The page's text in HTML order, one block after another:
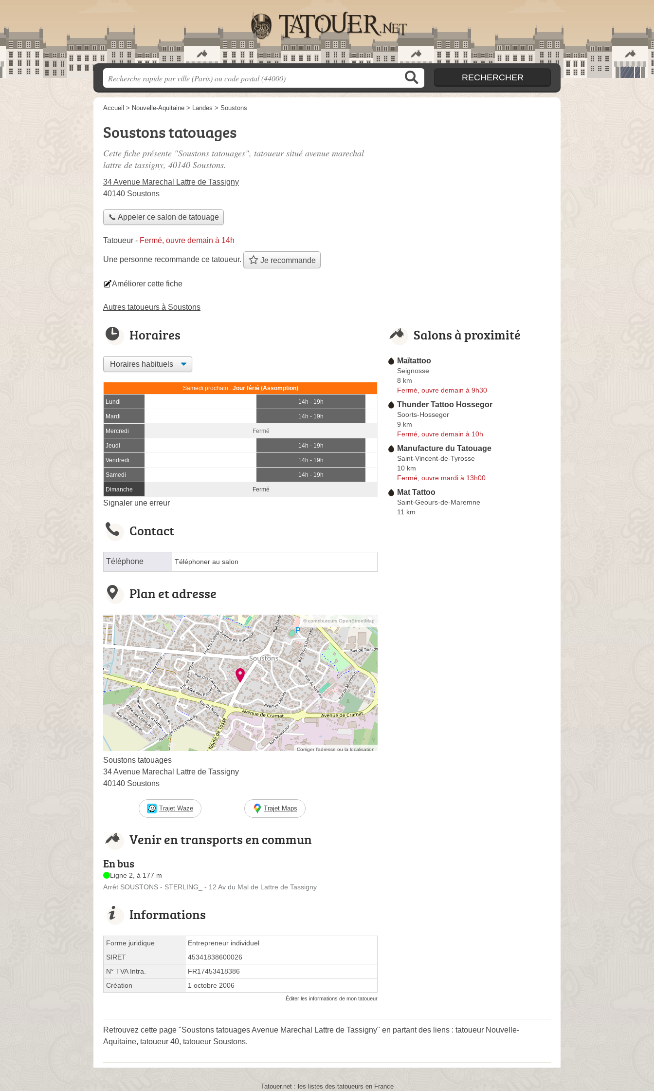
Accueil > Nouvelle-Aquitaine > Landes > Soustons
Soustons tatouages
Cette fiche présente "Soustons tatouages", tatoueur situé avenue marechal
lattre de tassigny, 40140 Soustons.
34 Avenue Marechal Lattre de Tassigny
40140 Soustons
📞 Appeler ce salon de tatouage
Tatoueur - Fermé, ouvre demain à 14h
Une personne recommande ce tatoueur. Je recommande
Améliorer cette fiche
Autres tatoueurs à Soustons
Horaires
Samedi prochain : Jour férié (Assomption)
Lundi 14h - 19h
Mardi 14h - 19h
Mercredi Fermé
Jeudi 14h - 19h
Vendredi 14h - 19h
Samedi 14h - 19h
Dimanche Fermé
Signaler une erreur
Contact
Téléphone Téléphoner au salon
Plan et adresse
© contributeurs OpenStreetMap
Corriger l’adresse ou la localisation
Soustons tatouages
34 Avenue Marechal Lattre de Tassigny
40140 Soustons
Trajet Waze Trajet Maps
Venir en transports en commun
En bus
Ligne 2, à 177 m
Arrêt SOUSTONS - STERLING_ - 12 Av du Mal de Lattre de Tassigny
Informations
Forme juridique
Entrepreneur individuel
SIRET
45341838600026
N° TVA Intra.
FR17453418386
Création
1 octobre 2006
Éditer les informations de mon tatoueur
Salons à proximité
Maïtattoo
Seignosse
8 km
Fermé, ouvre demain à 9h30
Thunder Tattoo Hossegor
Soorts-Hossegor
9 km
Fermé, ouvre demain à 10h
Manufacture du Tatouage
Saint-Vincent-de-Tyrosse
10 km
Fermé, ouvre mardi à 13h00
Mat Tattoo
Saint-Geours-de-Maremne
11 km
Retrouvez cette page "Soustons tatouages Avenue Marechal Lattre de Tassigny" en partant des liens : tatoueur Nouvelle-
Aquitaine, tatoueur 40, tatoueur Soustons.
Tatouer.net : les listes des tatoueurs en France